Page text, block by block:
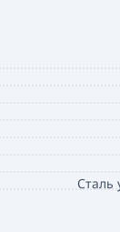
Сталь